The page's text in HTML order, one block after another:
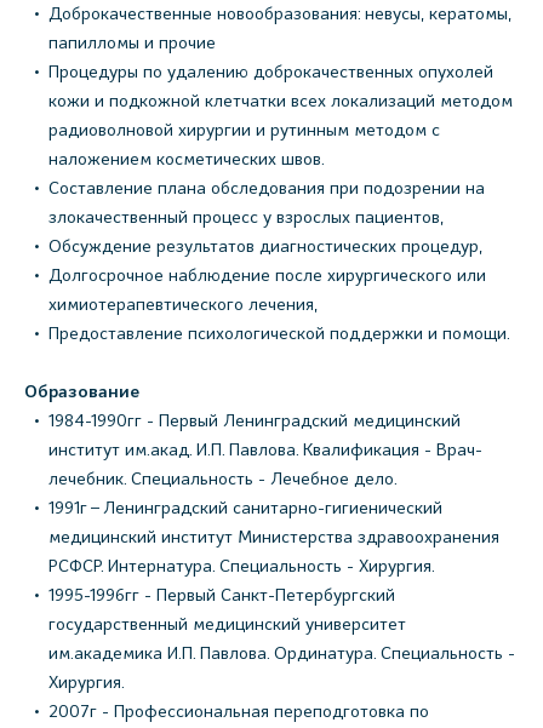
Доброкачественные новообразования: невусы, кератомы,
папилломы и прочие
Процедуры по удалению доброкачественных опухолей
кожи и подкожной клетчатки всех локализаций методом
радиоволновой хирургии и рутинным методом с
наложением косметических швов.
Составление плана обследования при подозрении на
злокачественный процесс у взрослых пациентов,
Обсуждение результатов диагностических процедур,
Долгосрочное наблюдение после хирургического или
химиотерапевтического лечения,
Предоставление психологической поддержки и помощи.
Образование
1984-1990гг - Первый Ленинградский медицинский
институт им.акад. И.П. Павлова. Квалификация - Врач-
лечебник. Специальность - Лечебное дело.
1991г – Ленинградский санитарно-гигиенический
медицинский институт Министерства здравоохранения
РСФСР. Интернатура. Специальность - Хирургия.
1995-1996гг - Первый Санкт-Петербургский
государственный медицинский университет
им.академика И.П. Павлова. Ординатура. Специальность -
Хирургия.
2007г - Профессиональная переподготовка по